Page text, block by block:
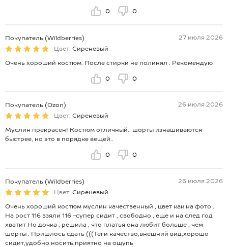
0 0
Покупатель (Wildberries)
27 июля 2026
Цвет: Сиреневый
Очень хороший костюм. После стирки не полинял . Рекомендую
0 0
Покупатель (Ozon)
26 июля 2026
Цвет: Сиреневый
Муслин прекрасен! Костюм отличный.. шорты изнашиваются
быстрее, но это в порядке вещей..
0 0
Покупатель (Wildberries)
26 июля 2026
Цвет: Сиреневый
Очень хороший костюм муслин качественный , цвет как на фото .
На рост 116 взяли 116 -супер сидит , свободно , еще и на след год
хватит Но дочка , решила , что платья она любит больше , чем
шорты . Пришлось сдать (((Теги качество,внешний вид,хорошо
сидит,удобно носить,приятно на ощупь